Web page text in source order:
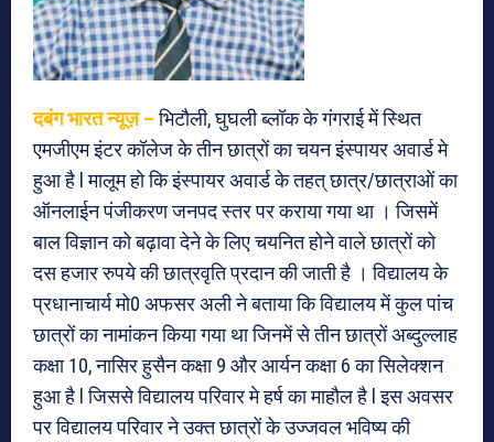
दबंग भारत न्यूज़ –भिटौली, घुघली ब्लॉक के गंगराई में स्थित
एमजीएम इंटर कॉलेज के तीन छात्रों का चयन इंस्पायर अवार्ड मे
हुआ है l मालूम हो कि इंस्पायर अवार्ड के तहत् छात्र/छात्राओं का
ऑनलाईन पंजीकरण जनपद स्तर पर कराया गया था । जिसमें
बाल विज्ञान को बढ़ावा देने के लिए चयनित होने वाले छात्रों को
दस हजार रुपये की छात्रवृति प्रदान की जाती है । विद्यालय के
प्रधानाचार्य मो0 अफसर अली ने बताया कि विद्यालय में कुल पांच
छात्रों का नामांकन किया गया था जिनमें से तीन छात्रों अब्दुल्लाह
कक्षा 10, नासिर हुसैन कक्षा 9 और आर्यन कक्षा 6 का सिलेक्शन
हुआ है l जिससे विद्यालय परिवार मे हर्ष का माहौल है l इस अवसर
पर विद्यालय परिवार ने उक्त छात्रों के उज्जवल भविष्य की